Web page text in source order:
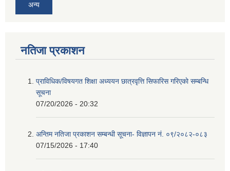
अन्य
नतिजा प्रकाशन
प्राविधिक/विषयगत शिक्षा अध्ययन छात्रवृत्ति सिफारिस गरिएकाे सम्बन्धि
सूचना
07/20/2026 - 20:32
अन्तिम नतिजा प्रकाशन सम्बन्धी सूचना- विज्ञापन नं. ०९/२०८२-०८३
07/15/2026 - 17:40